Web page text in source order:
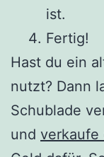
ist.
Fertig!
Hast du ein
nutzt? Dann
Schublade
und verkaufe